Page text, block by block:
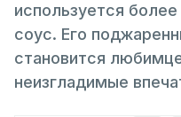
используется
соус. Его
становится
неизгладимые